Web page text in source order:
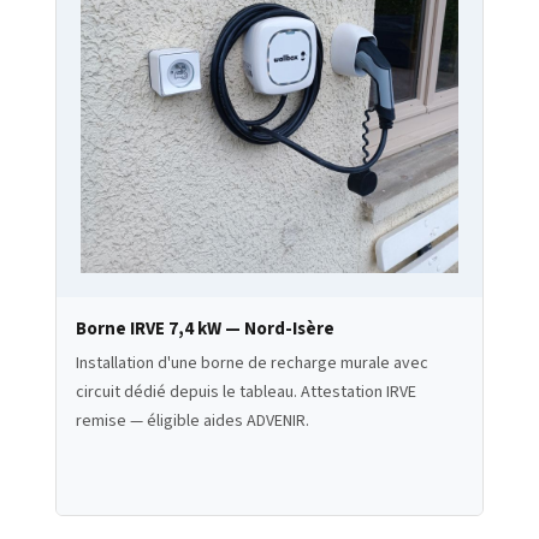
Borne IRVE 7,4 kW — Nord-Isère
Installation d'une borne de recharge murale avec
circuit dédié depuis le tableau. Attestation IRVE
remise — éligible aides ADVENIR.